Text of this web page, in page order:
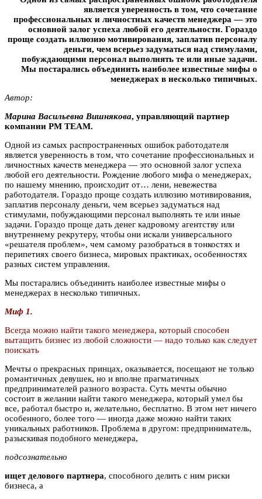
является уверенность в том, что сочетание
профессиональных и личностных качеств менеджера — это
основной залог успеха любой его деятельности. Гораздо
проще создать иллюзию мотивирования, заплатив персоналу
деньги, чем всерьез задуматься над стимулами,
побуждающими персонал выполнять те или иные задачи.
Мы постарались объединить наиболее известные мифы о
менеджерах в несколько типичных.
Автор:
Марина Bacильeвна Bишнякoвa, управляющий партнер
компании РМ ТЕАМ.
Одной из самых распространенных ошибок работодателя
является уверенность в том, что сочетание профессиональных и
личностных качеств менеджера — это основной залог успеха
любой его деятельности. Рождение любого мифа о менеджерах,
по нашему мнению, происходит от… лени, невежества
работодателя. Гораздо проще создать иллюзию мотивирования,
заплатив персоналу деньги, чем всерьез задуматься над
стимулами, побуждающими персонал выполнять те или иные
задачи. Гораздо проще дать денег кадровому агентству или
внутреннему рекрутеру, чтобы они искали универсального
«решателя проблем», чем самому разобраться в тонкостях и
перипетиях своего бизнеса, мировых практиках, особенностях
разных систем управления.
Мы постарались объединить наиболее известные мифы о
менеджерах в несколько типичных.
Миф 1.
Всегда можно найти такого менеджера, который способен
вытащить бизнес из любой сложности — надо только как следует
поискать
Мечты о прекрасных принцах, оказывается, посещают не только
романтичных девушек, но и вполне прагматичных
предпринимателей разного возраста. Суть мечты обычно
состоит в желании найти такого менеджера, который умел бы
все, работал быстро и, желательно, бесплатно. В этом нет ничего
особенного, более того — иногда даже можно найти таких
уникальных работников. Проблема в другом: предприниматель,
разыскивая подобного менеджера,
подсознательно
ищет делового партнера, способного делить с ним риски
бизнеса, а